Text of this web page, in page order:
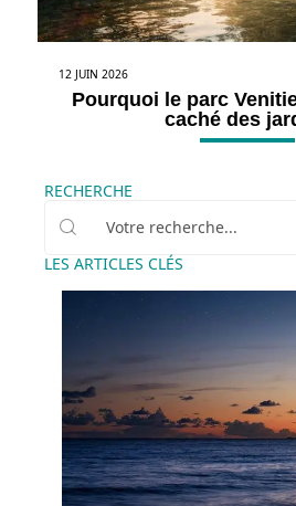
12 JUIN 2026
Pourquoi le parc
caché des
RECHERCHE
LES ARTICLES CLÉS